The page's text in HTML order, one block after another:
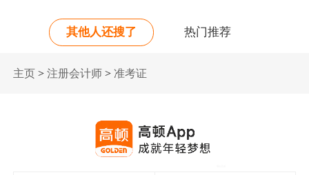
其他人还搜了 热门推荐
主页 >注册会计师 > 准考证